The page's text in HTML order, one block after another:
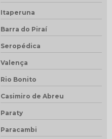
Itaperuna
Barra do Piraí
Seropédica
Valença
Rio Bonito
Casimiro de Abreu
Paraty
Paracambi